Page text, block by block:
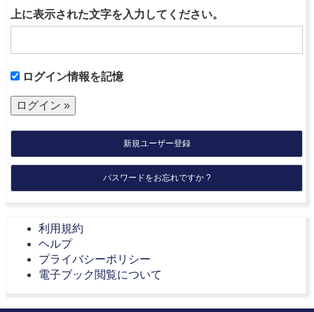
上に表示された文字を入力してください。
ログイン情報を記憶
新規ユーザー登録
パスワードをお忘れですか ?
利用規約
ヘルプ
プライバシーポリシー
電子ブック閲覧について